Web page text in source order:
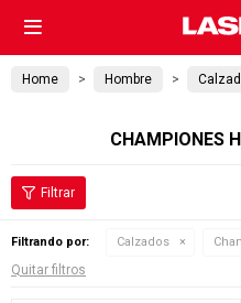

Home Hombre
CHAMPIONES
Filtrando por: Calzados
Quitar filtros